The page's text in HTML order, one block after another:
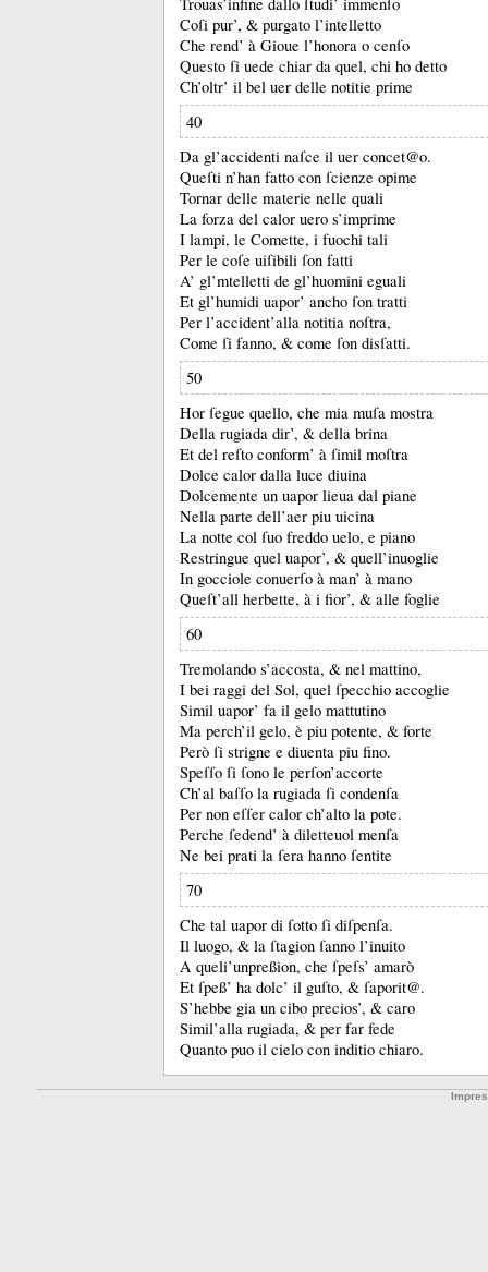
Coſi pur’, & purgato l’intelletto
Che rend’ à Gioue l’honora o cenſo
Questo ſi uede chiar da quel, chi ho detto
Ch’oltr’ il bel uer delle notitie prime
40
Da gl’accidenti naſce il uer concet@o.
Queſti n’han fatto con ſcienze opime
Tornar delle materie nelle quali
La forza del calor uero s’imprime
I lampi, le Comette, i fuochi tali
Per le coſe uiſibili ſon fatti
A’ gl’mtelletti de gl’huomini eguali
Et gl’humidi uapor’ ancho ſon tratti
Per l’accident’alla notitia noſtra,
Come ſi fanno, & come ſon disſatti.
50
Hor ſegue quello, che mia muſa mostra
Della rugiada dir’, & della brina
Et del reſto conform’ à ſimil moſtra
Dolce calor dalla luce diuina
Dolcemente un uapor lieua dal piane
Nella parte dell’aer piu uicina
La notte col ſuo freddo uelo, e piano
Restringue quel uapor’, & quell’inuoglie
In gocciole conuerſo à man’ à mano
Queſt’all herbette, à i fior’, & alle foglie
60
Tremolando s’accosta, & nel mattino,
I bei raggi del Sol, quel ſpecchio accoglie
Simil uapor’ fa il gelo mattutino
Ma perch’il gelo, è piu potente, & forte
Però ſi strigne e diuenta piu fino.
Speſſo ſi ſono le perſon’accorte
Ch’al baſſo la rugiada ſi condenſa
Per non eſſer calor ch’alto la pote.
Perche ſedend’ à diletteuol menſa
Ne bei prati la ſera hanno ſentite
70
Che tal uapor di ſotto ſi diſpenſa.
Il luogo, & la ſtagion ſanno l’inuito
A queli’unpreßion, che ſpeſs’ amarò
Et ſpeß’ ha dolc’ il guſto, & ſaporit@.
S’hebbe gia un cibo precios’, & caro
Simil’alla rugiada, & per far fede
Quanto puo il cielo con inditio chiaro.